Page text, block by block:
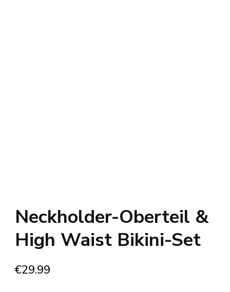
Neckholder-Oberteil &
High Waist Bikini-Set
€29.99